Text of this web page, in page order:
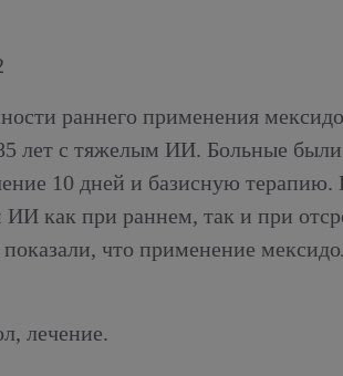
раннего применения
лет с тяжелым ИИ. Больные
10 дней и базисную
как при раннем, так и при
что применение
лечение.